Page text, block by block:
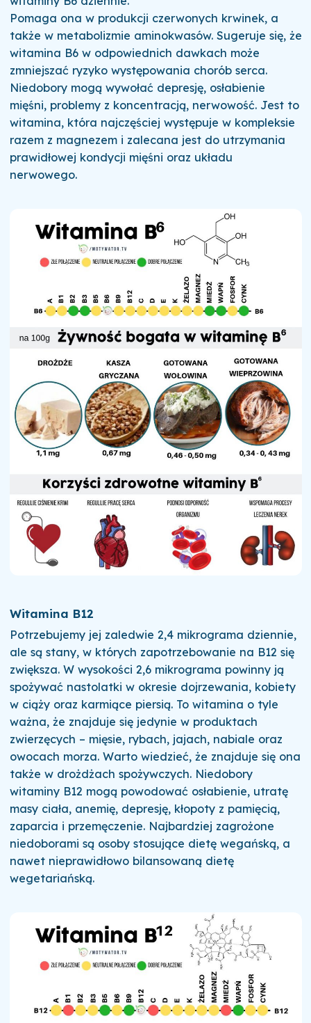
Pomaga ona w produkcji czerwonych krwinek, a
także w metabolizmie aminokwasów. Sugeruje się, że
witamina B6 w odpowiednich dawkach może
zmniejszać ryzyko występowania chorób serca.
Niedobory mogą wywołać depresję, osłabienie
mięśni, problemy z koncentracją, nerwowość. Jest to
witamina, która najczęściej występuje w kompleksie
razem z magnezem i zalecana jest do utrzymania
prawidłowej kondycji mięśni oraz układu
nerwowego.
Witamina B12
Potrzebujemy jej zaledwie 2,4 mikrograma dziennie,
ale są stany, w których zapotrzebowanie na B12 się
zwiększa. W wysokości 2,6 mikrograma powinny ją
spożywać nastolatki w okresie dojrzewania, kobiety
w ciąży oraz karmiące piersią. To witamina o tyle
ważna, że znajduje się jedynie w produktach
zwierzęcych – mięsie, rybach, jajach, nabiale oraz
owocach morza. Warto wiedzieć, że znajduje się ona
także w drożdżach spożywczych. Niedobory
witaminy B12 mogą powodować osłabienie, utratę
masy ciała, anemię, depresję, kłopoty z pamięcią,
zaparcia i przemęczenie. Najbardziej zagrożone
niedoborami są osoby stosujące dietę wegańską, a
nawet nieprawidłowo bilansowaną dietę
wegetariańską.